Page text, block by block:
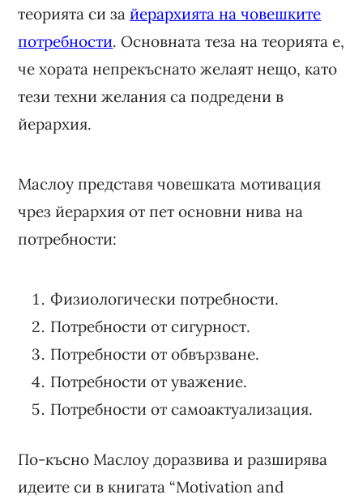
теорията си за йерархията на човешките
потребности. Основната теза на теорията е,
че хората непрекъснато желаят нещо, като
тези техни желания са подредени в
йерархия.
Маслоу представя човешката мотивация
чрез йерархия от пет основни нива на
потребности:
Физиологически потребности.
Потребности от сигурност.
Потребности от обвързване.
Потребности от уважение.
Потребности от самоактуализация.
По-късно Маслоу доразвива и разширява
идеите си в книгата “Motivation and